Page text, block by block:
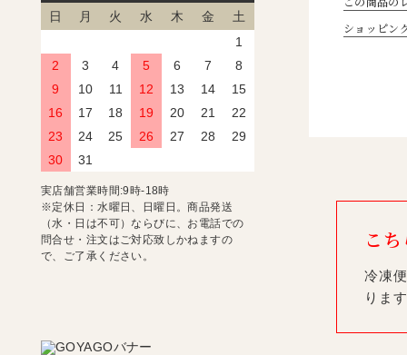
ショッピン
こ
冷凍
りま
日
月 火 水 木 金
土
1
2
3 4 5 6 7
8
9
10 11 12 13 14
15
16
17 18 19 20 21
22
23
24 25 26 27 28
29
30
31
実店舗営業時間:9時-18時
※定休日：水曜日、日曜日。商品発送
（水・日は不可）ならびに、お電話での
問合せ・注文はご対応致しかねますの
で、ご了承ください。